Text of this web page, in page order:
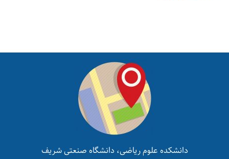
دانشکده علوم ریاضی، دانشگاه صنعتی شریف